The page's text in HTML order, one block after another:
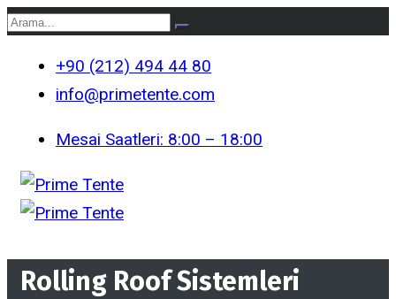
+90 (212) 494 44 80
info@primetente.com
Mesai Saatleri: 8:00 – 18:00
Rolling Roof Sistemleri